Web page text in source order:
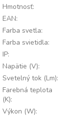
Hmotnosť:
EAN:
Farba svetla:
Farba svietidla:
IP:
Napätie (V):
Svetelný tok (Lm):
Farebná teplota
(K):
Výkon (W):